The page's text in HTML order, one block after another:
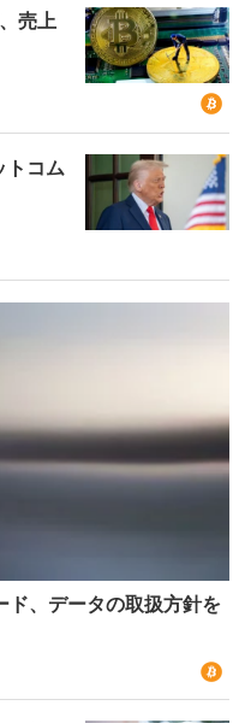
売上
トコム
ド、データの取扱方針を